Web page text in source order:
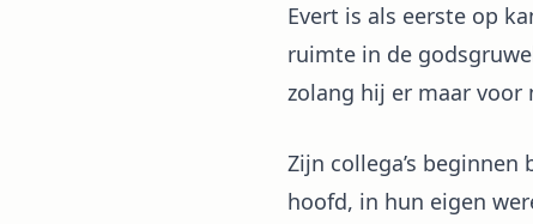
Evert is als eerste op
ruimte in de
zolang hij er maar voor
Zijn collega’s
hoofd, in hun eigen